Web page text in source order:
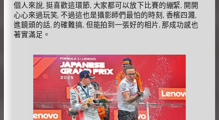
個人來說, 挺喜歡這環節, 大家都可以放下比賽的繃緊, 開開
心心來過玩笑, 不過這也是攝影師們最怕的時刻, 香檳四濺,
進鏡頭的話, 的確難搞, 但能拍到一張好的相片, 那成功感也
著實滿足。